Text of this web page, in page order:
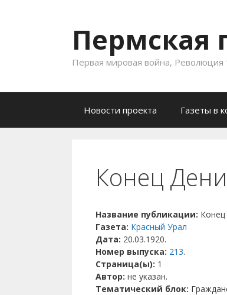
Пермская
Первая мировая война, Революция
Новости проекта
Газеты в
Конец
Название публикации:
Газета: Красный Урал
Дата: 20.03.1920.
Номер выпуска: 213.
Страница(ы): 1
Автор: не указан.
Тематический блок: